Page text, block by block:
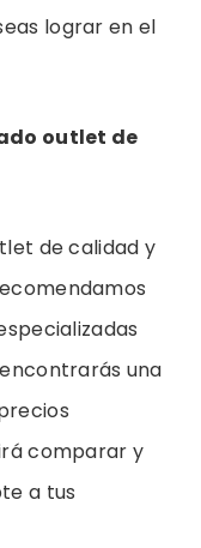
lograr en el
outlet de
de calidad y
una
comparar y
a tus